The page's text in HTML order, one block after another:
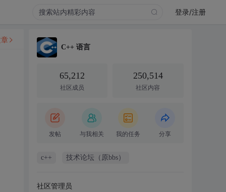
登录/注册
C++ 语言
65,212
社区成员
250,514
社区内容
发帖 与我相关 我的任务 分享
c++ 技术论坛（原bbs）
社区管理员